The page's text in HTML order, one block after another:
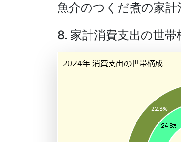
魚介のつくだ煮の家計
8. 家計消費支出の世帯